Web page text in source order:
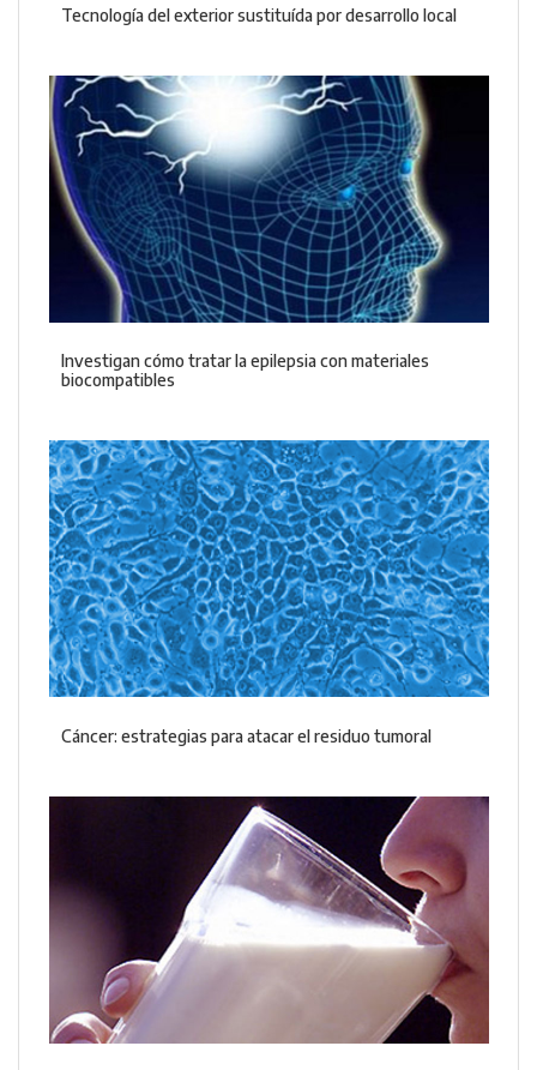
Tecnología del exterior sustituída por desarrollo local
Investigan cómo tratar la epilepsia con materiales
biocompatibles
Cáncer: estrategias para atacar el residuo tumoral